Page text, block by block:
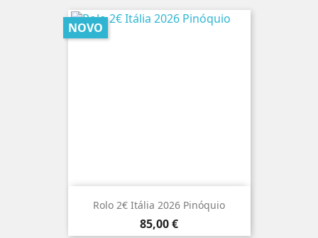
Rolo 2€ Itália 2026 Pinóquio
Preço
85,00 €
NOVO